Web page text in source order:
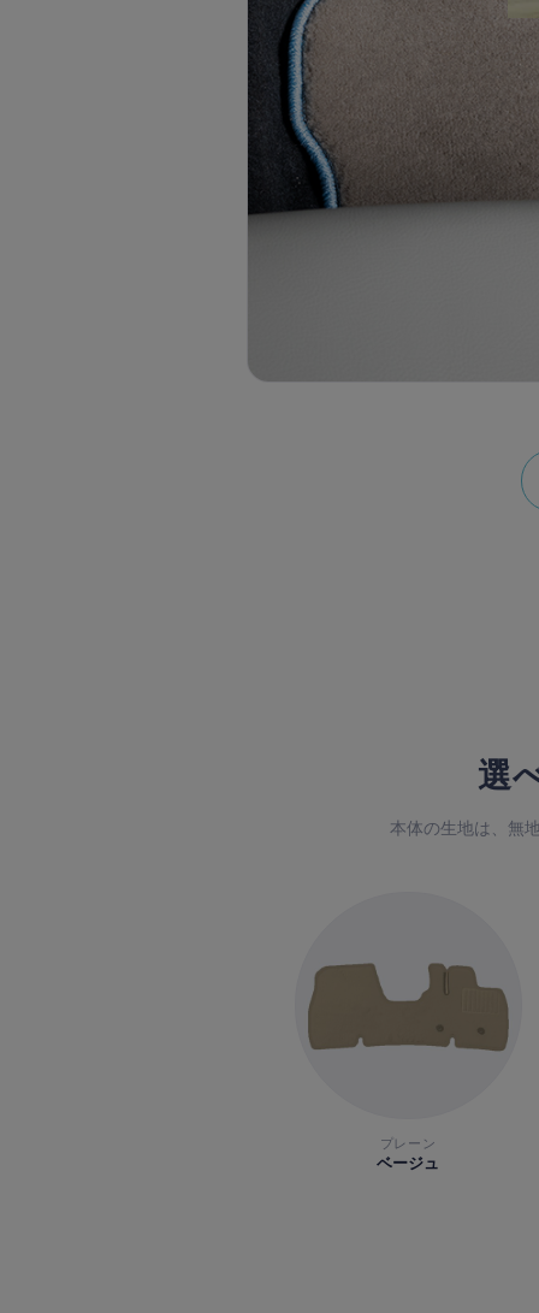
選
本体の生地は、無
プレーン
ベージュ